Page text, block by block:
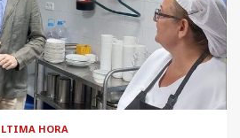
HORA